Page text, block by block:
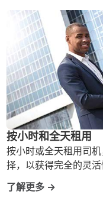
按小时和全天租用
按小时或全天租用司
择，以获得完全的灵活
了解更多 →